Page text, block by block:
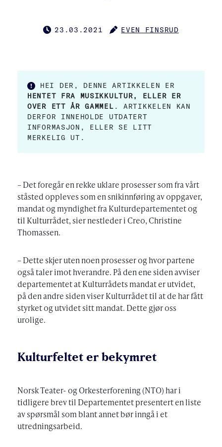
PUBLISERT
23.03.2021
FORFATTER
EVEN FINSRUD
HEI DER, DENNE ARTIKKELEN ER
HENTET FRA MUSIKKULTUR, ELLER ER
OVER ETT ÅR GAMMEL . ARTIKKELEN KAN
DERFOR INNEHOLDE UTDATERT
INFORMASJON, ELLER SE LITT
MERKELIG UT.
– Det foregår en rekke uklare prosesser som fra vårt
ståsted oppleves som en snikinnføring av oppgaver,
mandat og myndighet fra Kulturdepartementet og
til Kulturrådet, sier nestleder i Creo, Christine
Thomassen.
– Dette skjer uten noen prosesser og hvor partene
også taler imot hverandre. På den ene siden avviser
departementet at Kulturrådets mandat er utvidet,
på den andre siden viser Kulturrådet til at de har fått
styrket og utvidet sitt mandat. Dette gjør oss
urolige.
Kulturfeltet er bekymret
Norsk Teater- og Orkesterforening (NTO) har i
tidligere brev til Departementet presentert en liste
av spørsmål som blant annet bør inngå i et
utredningsarbeid.